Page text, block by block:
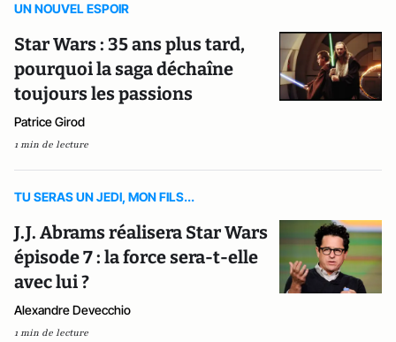
UN NOUVEL ESPOIR
Star Wars : 35 ans plus tard,
pourquoi la saga déchaîne
toujours les passions
Patrice Girod
1 min de lecture
TU SERAS UN JEDI, MON FILS...
J.J. Abrams réalisera Star Wars
épisode 7 : la force sera-t-elle
avec lui ?
Alexandre Devecchio
1 min de lecture